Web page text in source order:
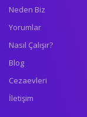
Neden Biz
Yorumlar
Nasıl Çalışır?
Blog
Cezaevleri
İletişim